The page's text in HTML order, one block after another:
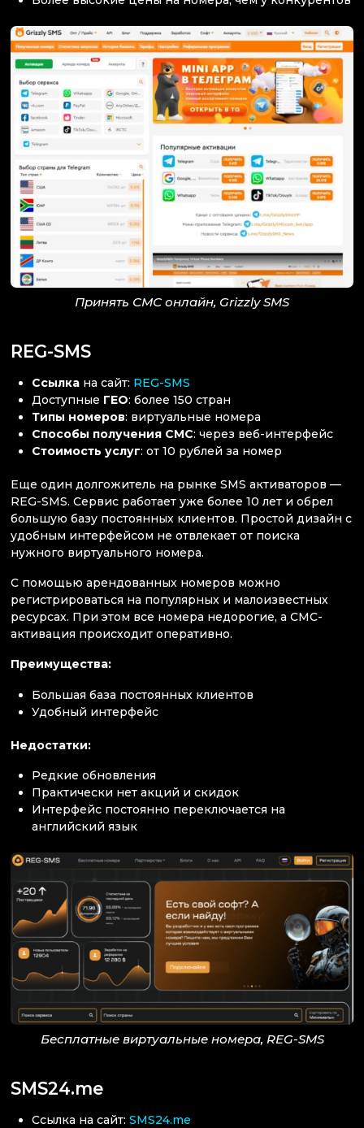
Принять СМС онлайн, Grizzly SMS
REG-SMS
Ссылка на сайт: REG-SMS
Доступные ГЕО: более 150 стран
Типы номеров: виртуальные номера
Способы получения СМС: через веб-интерфейс
Стоимость услуг: от 10 рублей за номер
Еще один долгожитель на рынке SMS активаторов —
REG-SMS. Сервис работает уже более 10 лет и обрел
большую базу постоянных клиентов. Простой дизайн с
удобным интерфейсом не отвлекает от поиска
нужного виртуального номера.
С помощью арендованных номеров можно
регистрироваться на популярных и малоизвестных
ресурсах. При этом все номера недорогие, а СМС-
активация происходит оперативно.
Преимущества:
Большая база постоянных клиентов
Удобный интерфейс
Недостатки:
Редкие обновления
Практически нет акций и скидок
Интерфейс постоянно переключается на
английский язык
Бесплатные виртуальные номера, REG-SMS
SMS24.me
Ссылка на сайт:SMS24.me